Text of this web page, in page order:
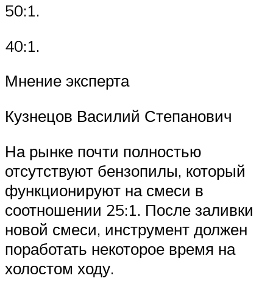
50:1.
40:1.
Мнение эксперта
Кузнецов Василий Степанович
На рынке почти полностью
отсутствуют бензопилы, который
функционируют на смеси в
соотношении 25:1. После заливки
новой смеси, инструмент должен
поработать некоторое время на
холостом ходу.